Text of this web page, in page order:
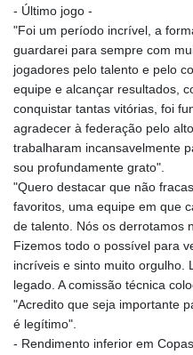
- Último jogo -
"Foi um período incrível, a
guardarei para sempre com
jogadores pelo talento e pelo
equipe e alcançar resultados,
conquistar tantas vitórias, foi
agradecer à federação pelo
trabalharam incansavelmente
sou profundamente grato".
"Quero destacar que não
favoritos, uma equipe em que
de talento. Nós os derrotamos
Fizemos todo o possível para
incríveis e sinto muito orgulho.
legado. A comissão técnica
"Acredito que seja importante
é legítimo".
- Rendimento inferior em